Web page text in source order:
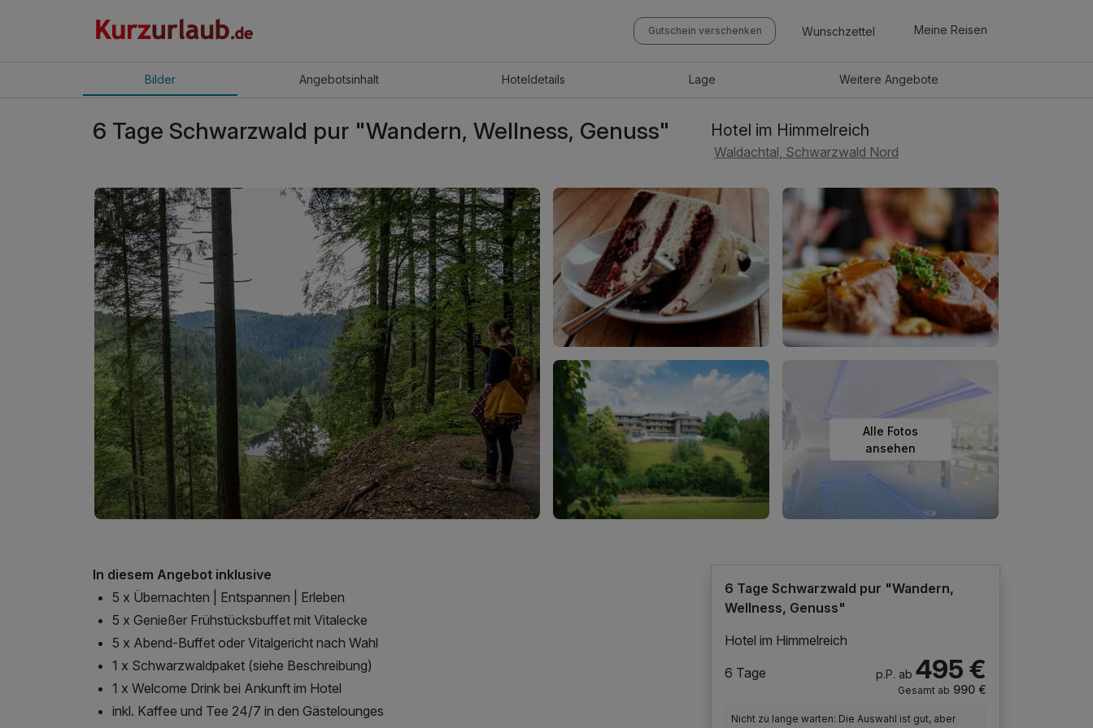
Gutschein verschenken Wunschzettel Meine Reisen
Bilder Angebotsinhalt Hoteldetails Lage WeitereAngebote
6 Tage Schwarzwald pur "Wandern, Wellness, Genuss" Hotel im Himmelreich
Waldachtal, Schwarzwald Nord
Alle Fotos
ansehen
In diesem Angebot inklusive
5 x Übernachten | Entspannen | Erleben
5 x Genießer Frühstücksbuffet mit Vitalecke
5 x Abend-Buffet oder Vitalgericht nach Wahl
1 x Schwarzwaldpaket (siehe Beschreibung)
1 x Welcome Drink bei Ankunft im Hotel
inkl. Kaffee und Tee 24/7 in den Gästelounges
6 Tage Schwarzwald pur "Wandern,
Wellness, Genuss"
Hotel im Himmelreich
6 Tage
p.P. ab 495 €
Gesamt ab 990 €
Nicht zu lange warten: Die Auswahl ist gut, aber